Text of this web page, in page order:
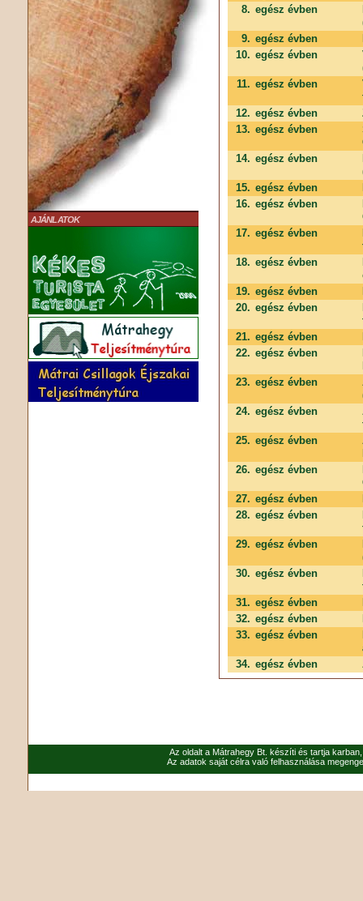
AJÁNLATOK
8. egész évben
9. egész évben
10. egész évben
11. egész évben
12. egész évben
13. egész évben
14. egész évben
15. egész évben
16. egész évben
17. egész évben
18. egész évben
19. egész évben
20. egész évben
21. egész évben
22. egész évben
23. egész évben
24. egész évben
25. egész évben
26. egész évben
27. egész évben
28. egész évben
29. egész évben
30. egész évben
31. egész évben
32. egész évben
33. egész évben
34. egész évben
Az oldalt a Mátrahegy Bt. készíti és tartja
Az adatok saját célra való felhasználása